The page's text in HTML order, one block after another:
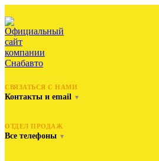
СВЯЗАТЬСЯ С НАМИ
Контакты и email ▼
ОТДЕЛ ПРОДАЖ
Все телефоны ▼